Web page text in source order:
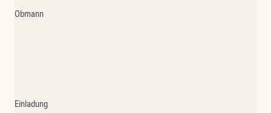
Obmann
Einladung